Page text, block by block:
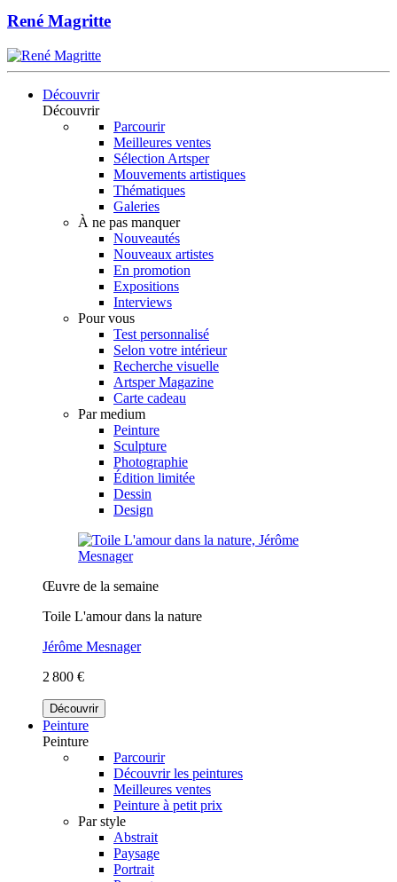
René Magritte
Découvrir
Découvrir
Parcourir
Meilleures ventes
Sélection Artsper
Mouvements artistiques
Thématiques
Galeries
À ne pas manquer
Nouveautés
Nouveaux artistes
En promotion
Expositions
Interviews
Pour vous
Test personnalisé
Selon votre intérieur
Recherche visuelle
Artsper Magazine
Carte cadeau
Par medium
Peinture
Sculpture
Photographie
Édition limitée
Dessin
Design
Œuvre de la semaine
Toile L'amour dans la nature
Jérôme Mesnager
2 800 €
Découvrir
Peinture
Peinture
Parcourir
Découvrir les peintures
Meilleures ventes
Peinture à petit prix
Par style
Abstrait
Paysage
Portrait